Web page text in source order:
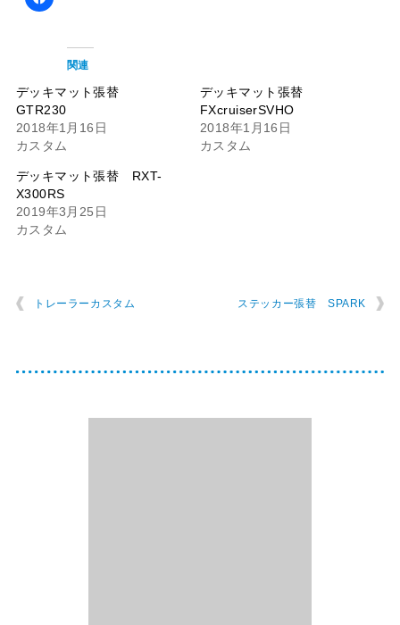
関連
デッキマット張替
GTR230
2018年1月16日
カスタム
デッキマット張替
FXcruiserSVHO
2018年1月16日
カスタム
デッキマット張替 RXT-
X300RS
2019年3月25日
カスタム
トレーラーカスタム ステッカー張替 SPARK